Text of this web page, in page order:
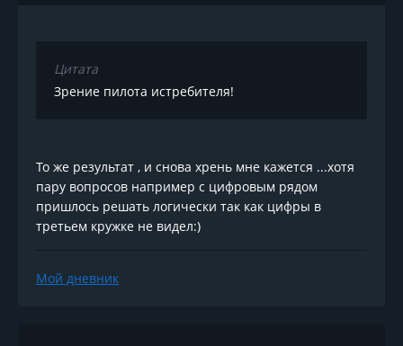
Цитата
Зрение пилота истребителя!
То же результат , и снова хрень мне кажется ...хотя
пару вопросов например с цифровым рядом
пришлось решать логически так как цифры в
третьем кружке не видел:)
Мой дневник